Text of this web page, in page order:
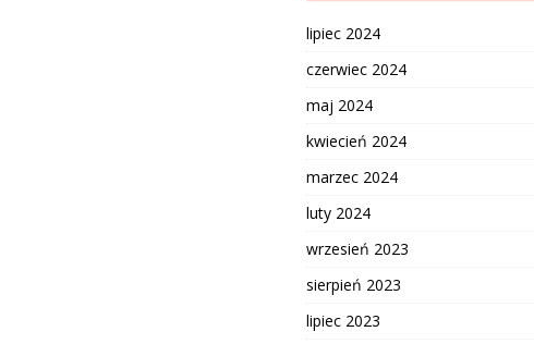
lipiec 2024
czerwiec 2024
maj 2024
kwiecień 2024
marzec 2024
luty 2024
wrzesień 2023
sierpień 2023
lipiec 2023